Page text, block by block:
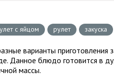
с яйцом
рулет закуска
варианты приготовления
Данное блюдо готовится в
массы.